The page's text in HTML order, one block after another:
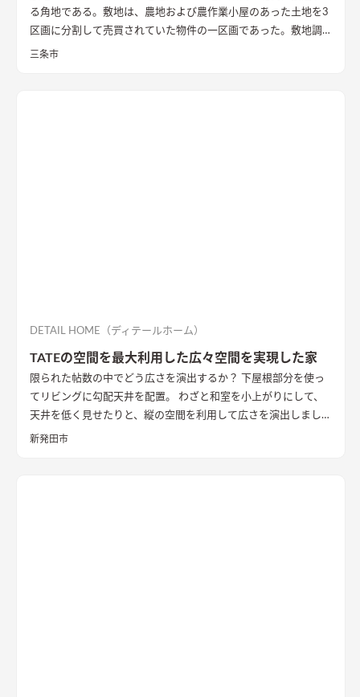
る角地である。敷地は、農地および農作業小屋のあった土地を3
区画に分割して売買されていた物件の一区画であった。敷地調
査の際、はじめはとても開けたのどかな場所という印象であっ
のかと考え、程よい光が注ぐ趣のある坪庭を配し、そこにリビ
空間に仕立て上げた。内部構成では、寝室・ファミリークロー
ゼットも1Fに計画し、ダイニングやキッチン・トイレと隣接し
て計画することで、将来的に1Fのみで生活を完結できる空間構
成とした。 これによって手を入れながら長期的に家族が住ま
い、家族の想いや歴史が刻まれていく住宅になっていくことを
三条市
DETAIL HOME（ディテールホーム）
TATEの空間を最大利用した広々空間を実現した家
限られた帖数の中でどう広さを演出するか？ 下屋根部分を使っ
てリビングに勾配天井を配置。 わざと和室を小上がりにして、
天井を低く見せたりと、縦の空間を利用して広さを演出しまし
た。
新発田市